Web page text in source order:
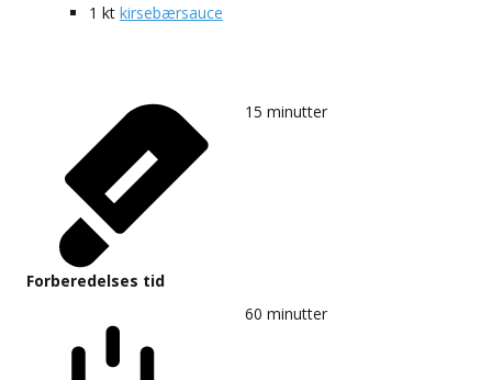
1 kt kirsebærsauce
Forberedelses tid
15 minutter
60 minutter